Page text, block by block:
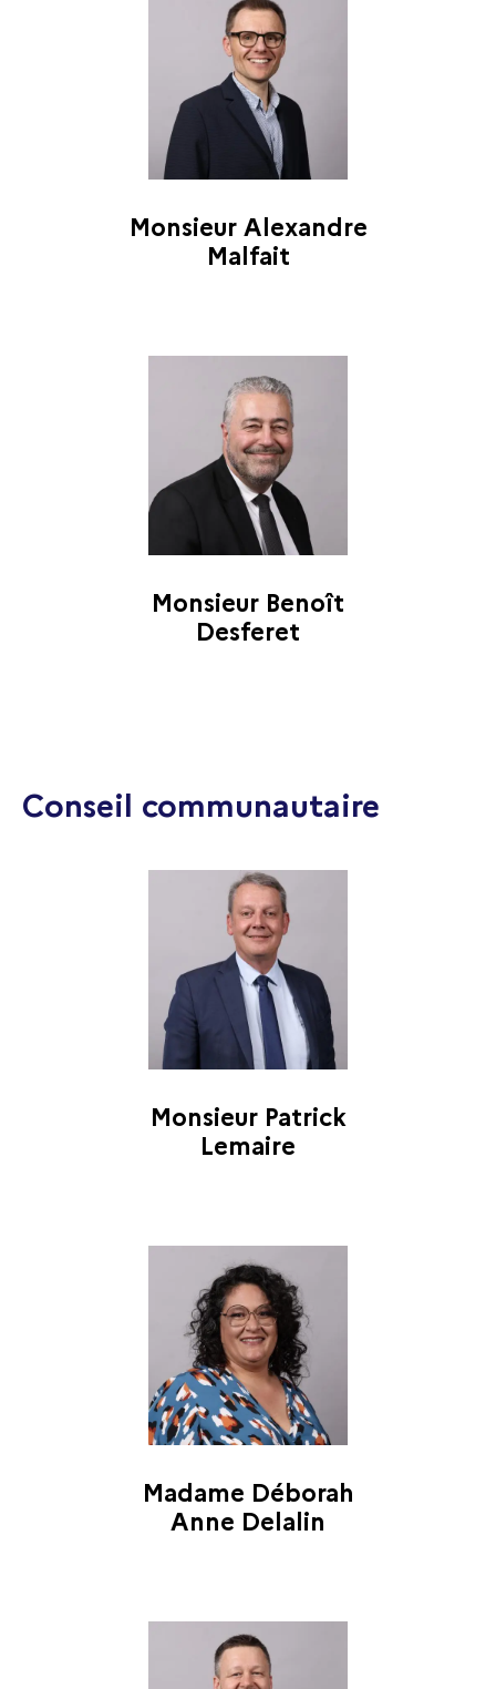
Monsieur Alexandre
Malfait
Monsieur Benoît
Desferet
Conseil communautaire
Monsieur Patrick
Lemaire
Madame Déborah
Anne Delalin